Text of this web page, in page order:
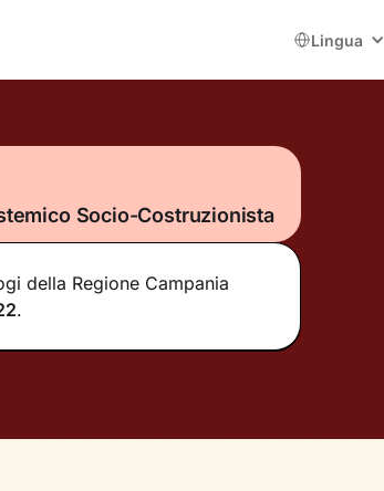
Lingua
Socio-Costruzionista
della Regione Campania
.